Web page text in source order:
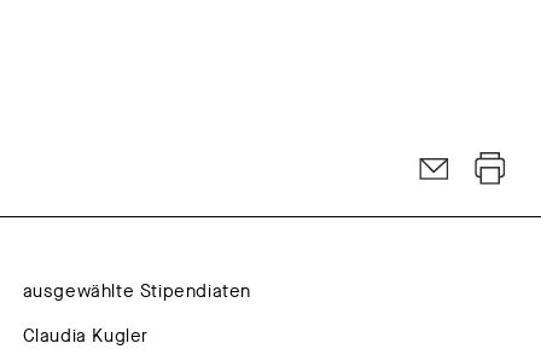
ausgewählte Stipendiaten
Claudia Kugler